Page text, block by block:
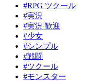
#RPG ツクール
#実況
#実況 歓迎
#少女
#シンプル
#戦闘
#ツクール
#モンスター